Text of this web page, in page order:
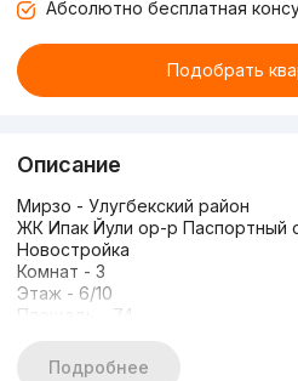
Абсолютно бесплатная
Подобрать
Описание
Мирзо - Улугбекский район
ЖК Ипак Йули ор-р Паспортный
Новостройка
Комнат - 3
Этаж - 6/10
Площадь - 74
Подробнее